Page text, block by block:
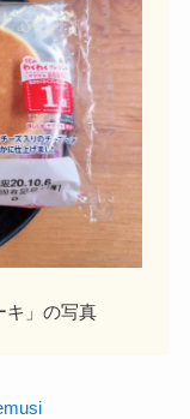
キ」の写真